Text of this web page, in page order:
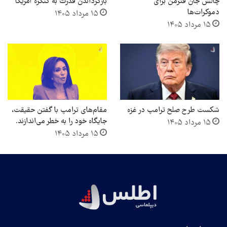
دموکرات‌ها
۱۵ مرداد ۱۴۰۵
۱۵ مرداد ۱۴۰۵
شکست طرح صلح ترامپ در غزه
۱۵ مرداد ۱۴۰۵
مقام‌های ترامپ با گفتن حقیقت،
جایگاه خود را به خطر می‌اندازند.
۱۵ مرداد ۱۴۰۵